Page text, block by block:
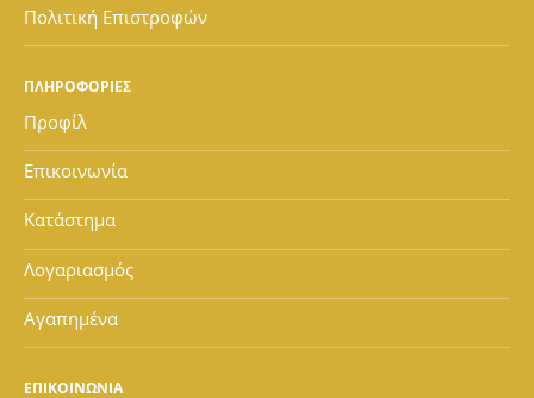
Πολιτική Επιστροφών
ΠΛΗΡΟΦΟΡΙΕΣ
Προφίλ
Επικοινωνία
Κατάστημα
Λογαριασμός
Αγαπημένα
ΕΠΙΚΟΙΝΩΝΙΑ